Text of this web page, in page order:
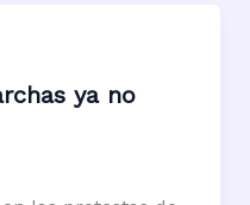
ya no